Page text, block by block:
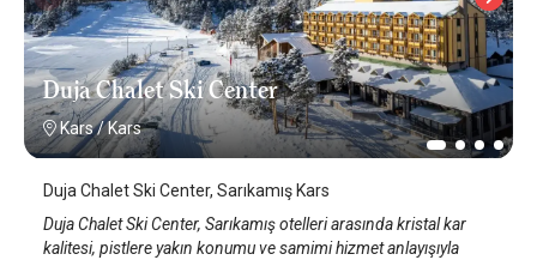
Duja Chalet Ski Center
Kars/Kars
Duja Chalet Ski Center, Sarıkamış Kars
Duja Chalet Ski Center, Sarıkamış otelleri arasında kristal kar
kalitesi, pistlere yakın konumu ve samimi hizmet anlayışıyla